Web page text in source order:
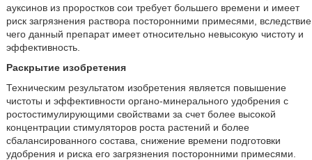
ауксинов из проростков сои требует большего времени и имеет
риск загрязнения раствора посторонними примесями, вследствие
чего данный препарат имеет относительно невысокую чистоту и
эффективность.
Раскрытие изобретения
Техническим результатом изобретения является повышение
чистоты и эффективности органо-минерального удобрения с
ростостимулирующими свойствами за счет более высокой
концентрации стимуляторов роста растений и более
сбалансированного состава, снижение времени подготовки
удобрения и риска его загрязнения посторонними примесями.